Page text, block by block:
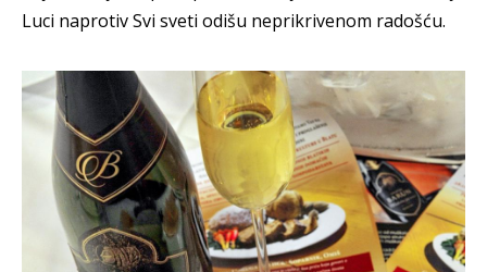
Luci naprotiv Svi sveti odišu neprikrivenom radošću.